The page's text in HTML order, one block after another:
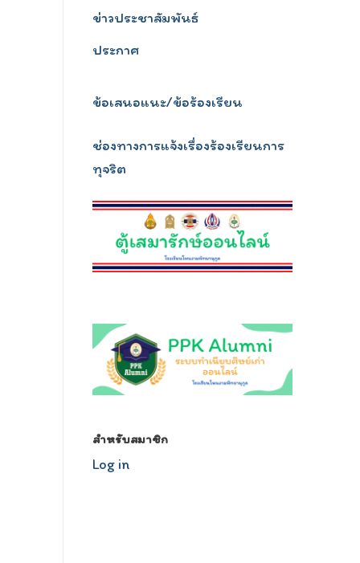
ข่าวประชาสัมพันธ์
ประกาศ
ข้อเสนอแนะ/ข้อร้องเรียน
ช่องทางการแจ้งเรื่องร้องเรียนการ
ทุจริต
สำหรับสมาชิก
Log in